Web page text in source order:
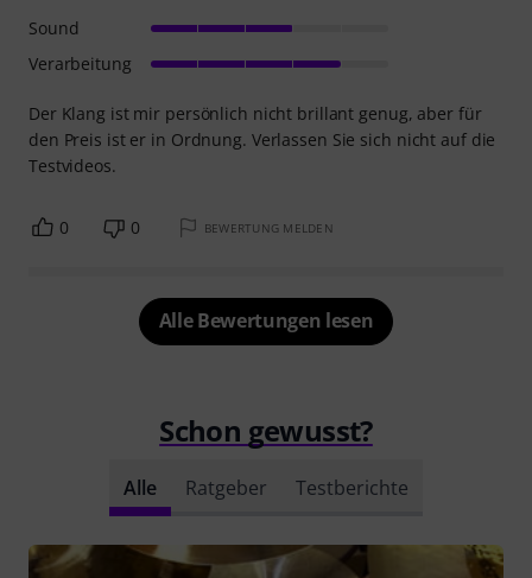
Der Klang ist mir persönlich nicht brillant genug, aber für
den Preis ist er in Ordnung. Verlassen Sie sich nicht auf die
Testvideos.
Sound
Verarbeitung
0 0 BEWERTUNG MELDEN
Alle Bewertungen lesen
Schon gewusst?
Alle Ratgeber Testberichte